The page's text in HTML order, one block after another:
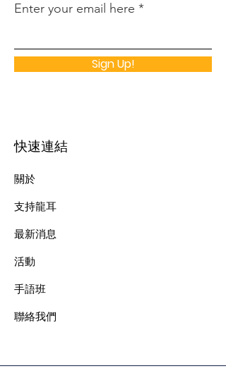
Enter your email here
Sign Up!
快速連結
關於
支持龍耳
最新消息
​活動
手語班
​聯絡我們